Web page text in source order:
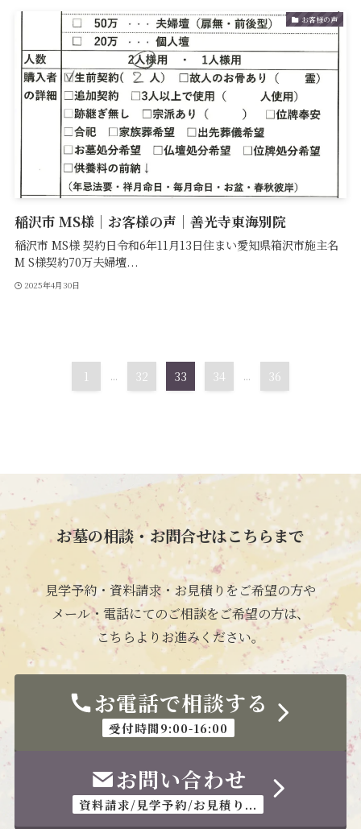
お客様の声
稲沢市 MS様｜お客様の声｜善光寺東海別院
稲沢市 MS様 契約日令和6年11月13日住まい愛知県箱沢市施主名
M S様契約70万夫婦壇...
2025年4月30日
1 ... 32 33 34 ... 36
お墓の相談・お問合せはこちらまで
見学予約・資料請求・お見積りをご希望の方や
メール・電話にてのご相談をご希望の方は、
こちらよりお進みください。
お電話で相談する
受付時間9:00-16:00
お問い合わせ
資料請求/見学予約/お見積り...